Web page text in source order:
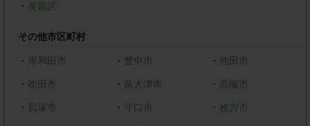
・ 美原区
その他市区町村
・ 岸和田市 ・ 豊中市 ・ 池田市
・ 吹田市 ・ 泉大津市 ・ 高槻市
・ 貝塚市 ・ 守口市 ・枚方市